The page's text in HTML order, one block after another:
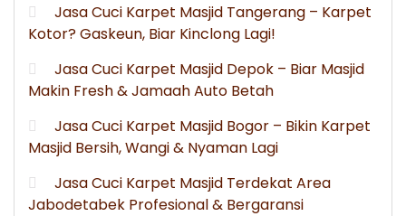
Jasa Cuci Karpet Masjid Tangerang – Karpet
Kotor? Gaskeun, Biar Kinclong Lagi!
Jasa Cuci Karpet Masjid Depok – Biar Masjid
Makin Fresh & Jamaah Auto Betah
Jasa Cuci Karpet Masjid Bogor – Bikin Karpet
Masjid Bersih, Wangi & Nyaman Lagi
Jasa Cuci Karpet Masjid Terdekat Area
Jabodetabek Profesional & Bergaransi